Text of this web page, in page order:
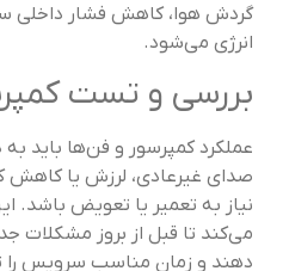
گردش هوا، کاهش فشار داخلی
انرژی می‌شود.
بررسی و تست
عملکرد کمپرسور و فن‌ها باید
صدای غیرعادی، لرزش یا کاهش
نیاز به تعمیر یا تعویض باشد.
می‌کند تا قبل از بروز مشکلات
دهند و زمان مناسب سرویس